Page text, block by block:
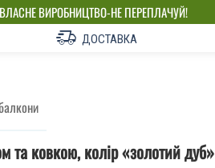
ВЛАСНЕ ВИРОБНИЦТВО-НЕ ПЕРЕПЛАЧУЙ!
ДОСТАВКА
та ковкою, колір «золотий дуб»